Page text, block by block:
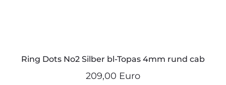
Ring Dots No2 Silber bl-Topas 4mm rund cab
209,00 Euro